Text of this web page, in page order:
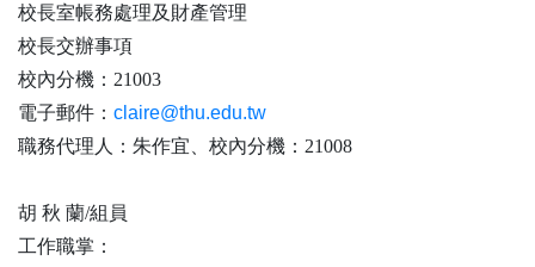
校長室帳務處理及財產管理
校長交辦事項
校內分機：21003
電子郵件： claire@thu.edu.tw
職務代理人：朱作宜、校內分機：21008
胡 秋 蘭/組員
工作職掌：